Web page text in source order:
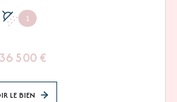
1
500 €
LE BIEN